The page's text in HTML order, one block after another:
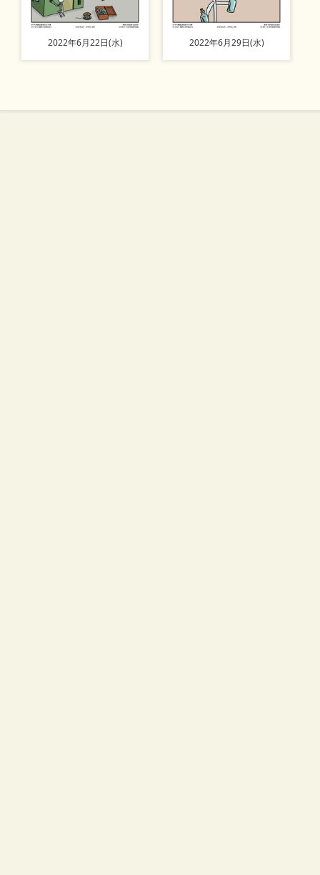
2022年6月22日(水) 2022年6月29日(水)